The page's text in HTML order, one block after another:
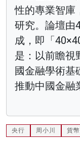
性的專業智庫
研究。論壇由
成，即「
是：以前瞻視
國金融學術基
推動中國金融
央行 周小川 貨